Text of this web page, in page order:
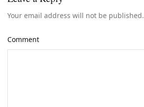
Your email address will not be published.
Comment